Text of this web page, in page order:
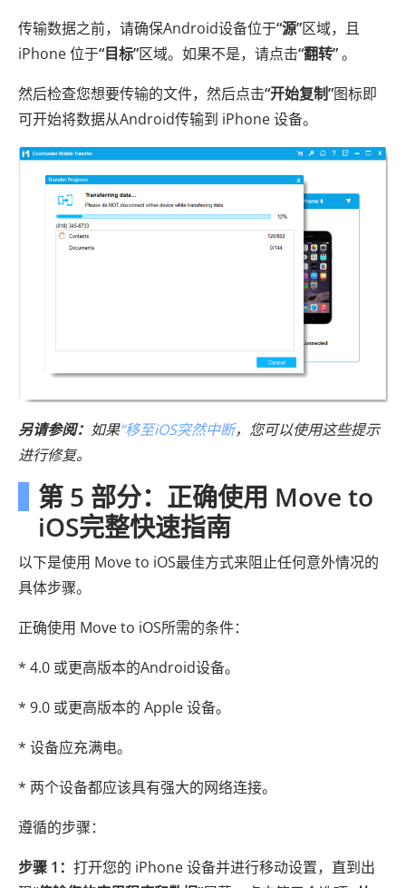
传输数据之前，请确保Android设备位于“源”区域，且
iPhone 位于“目标”区域。如果不是，请点击“翻转”。
然后检查您想要传输的文件，然后点击“开始复制”图标即
可开始将数据从Android传输到 iPhone 设备。
另请参阅： 如果“移至iOS突然中断，您可以使用这些提示
进行修复。
第 5 部分：正确使用 Move to
iOS完整快速指南
以下是使用 Move to iOS最佳方式来阻止任何意外情况的
具体步骤。
正确使用 Move to iOS所需的条件：
* 4.0 或更高版本的Android设备。
* 9.0 或更高版本的 Apple 设备。
* 设备应充满电。
* 两个设备都应该具有强大的网络连接。
遵循的步骤：
步骤 1： 打开您的 iPhone 设备并进行移动设置，直到出